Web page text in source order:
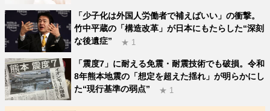
「少子化は外国人労働者で補えばいい」の衝撃。
竹中平蔵の「構造改革」が日本にもたらした“深刻
な後遺症”
★ 1
「震度7」に耐える免震・耐震技術でも破損。令和
8年熊本地震の「想定を超えた揺れ」が明らかにし
た“現行基準の弱点”
★ 1